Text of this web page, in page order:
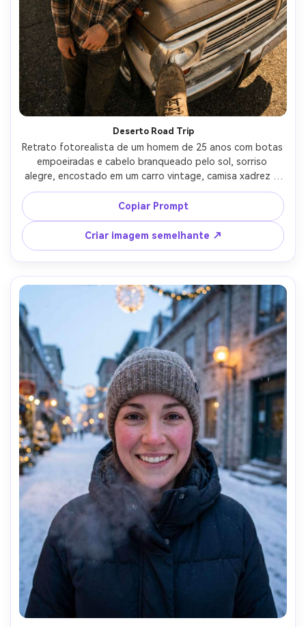
Deserto Road Trip
Retrato fotorealista de um homem de 25 anos com botas
empoeiradas e cabelo branqueado pelo sol, sorriso
alegre, encostado em um carro vintage, camisa xadrez e
óculos de sol de aviador, rodovia do deserto com
montanhas, sol duro suavizado pelo enchimento do
refletor, Canon R5, lente olho de peixe de 10mm f/5.6,
retrato de baixo ângulo com curva do horizonte, grau
cinematográfico quente, detalhe facial nítido, sombras
naturais-AR 4:5
Copiar Prompt
Criar imagem semelhante ↗